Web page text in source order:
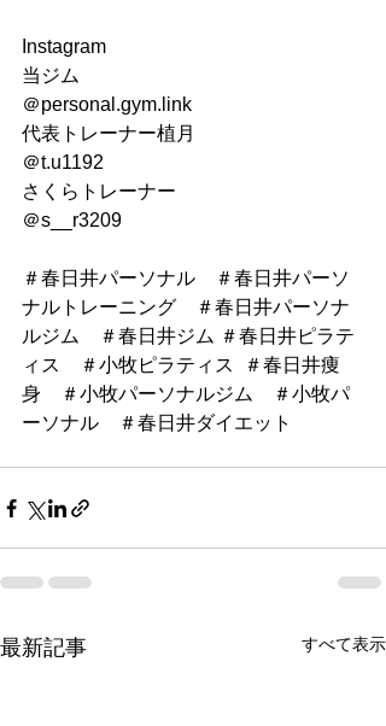
Instagram
当ジム
＠personal.gym.link
代表トレーナー植月
＠t.u1192
さくらトレーナー
＠s__r3209
＃春日井パーソナル　＃春日井パーソ
ナルトレーニング　＃春日井パーソナ
ルジム　＃春日井ジム ＃春日井ピラテ
ィス　＃小牧ピラティス  ＃春日井痩
身　＃小牧パーソナルジム　＃小牧パ
ーソナル　＃春日井ダイエット
最新記事 すべて表示